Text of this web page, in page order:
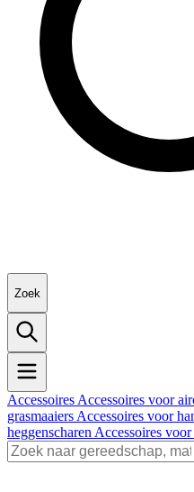
Zoek
Accessoires Accessoires voor
grasmaaiers Accessoires voor
heggenscharen Accessoires